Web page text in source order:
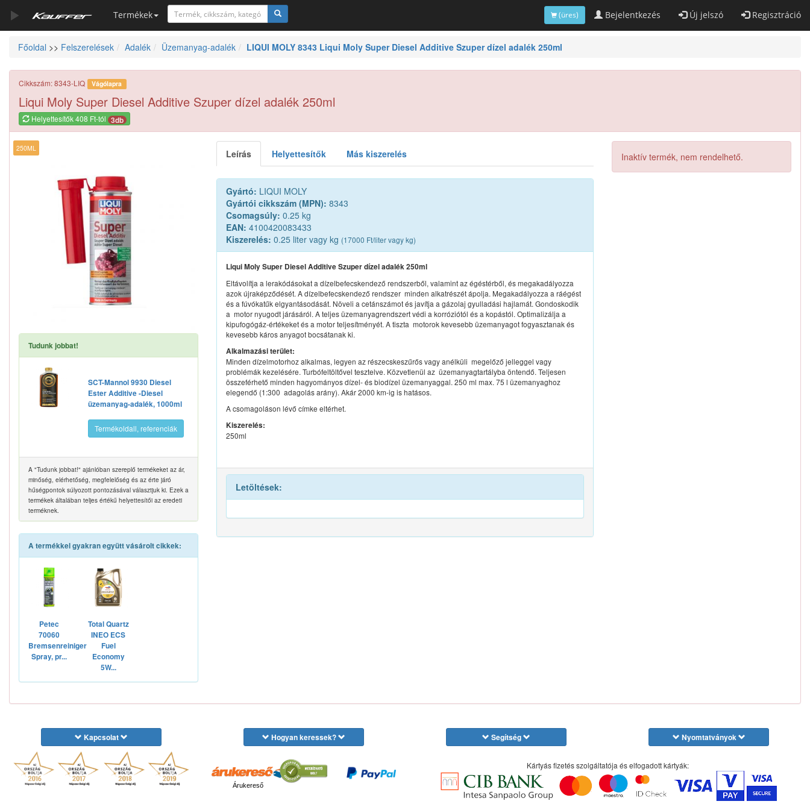
Termékek Bejelentkezés Új jelszó Regisztráció
(üres)
Szerszámkatalógus
Kosár
Alkatrészek
Főoldal >> Felszerelések Adalék Üzemanyag-adalék LIQUI MOLY 8343 Liqui Moly Super Diesel Additive Szuper dízel adalék 250ml
Cikkszám: 8343-LIQ Vágólapra
Liqui Moly Super Diesel Additive Szuper dízel adalék 250ml
Helyettesítők 408 Ft-tól 3db
250ML
Tudunk jobbat!
SCT-Mannol 9930 Diesel
Ester Additive -Diesel
üzemanyag-adalék, 1000ml
Termékoldall, referenciák
A "Tudunk jobbat!" ajánlóban szereplő termékeket az ár,
minőség, elérhetőség, megfelelőség és az érte járó
hűségpontok súlyozott pontozásával választjuk ki. Ezek a
termékek általában teljes értékű helyettesítői az eredeti
terméknek.
A termékkel gyakran együtt vásárolt cikkek:
Petec
70060
Bremsenreiniger
Spray, pr...
Total Quartz
INEO ECS
Fuel
Economy
5W...
Leírás Helyettesítők Más kiszerelés
Gyártó: LIQUI MOLY
Gyártói cikkszám (MPN): 8343
Csomagsúly: 0.25 kg
EAN: 4100420083433
Kiszerelés: 0.25 liter vagy kg (17000 Ft/liter vagy kg)
Liqui Moly Super Diesel Additive Szuper dízel adalék 250ml
Eltávolítja a lerakódásokat a dízelbefecskendező rendszerből, valamint az égéstérből, és megakadályozza
azok újraképződését. A dízelbefecskendező rendszer minden alkatrészét ápolja. Megakadályozza a ráégést
és a fúvókatűk elgyantásodását. Növeli a cetánszámot és javítja a gázolaj gyulladási hajlamát. Gondoskodik
a motor nyugodt járásáról. A teljes üzemanyagrendszert védi a korróziótól és a kopástól. Optimalizálja a
kipufogógáz-értékeket és a motor teljesítményét. A tiszta motorok kevesebb üzemanyagot fogyasztanak és
kevesebb káros anyagot bocsátanak ki.
Alkalmazási terület:
Minden dízelmotorhoz alkalmas, legyen az részecskeszűrős vagy anélküli  megelőző jelleggel vagy
problémák kezelésére. Turbófeltöltővel tesztelve. Közvetlenül az üzemanyagtartályba öntendő. Teljesen
összeférhető minden hagyományos dízel- és biodízel üzemanyaggal. 250 ml max. 75 l üzemanyaghoz
elegendő (1:300 adagolás arány). Akár 2000 km-ig is hatásos.
A csomagoláson lévő címke eltérhet.
Kiszerelés:
250ml
Letöltések:
Inaktív termék, nem rendelhető.
Kapcsolat Hogyan keressek? Segítség Nyomtatványok
Árukereső
Kártyás fizetés szolgáltatója és elfogadott kártyák: